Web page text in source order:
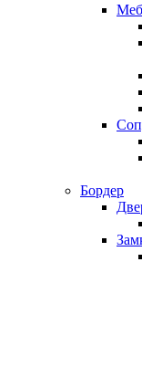
Бордер